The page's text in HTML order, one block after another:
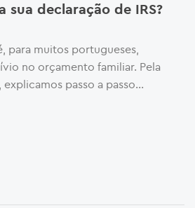
sua declaração de IRS?
para muitos portugueses,
no orçamento familiar. Pela
passo a passo...